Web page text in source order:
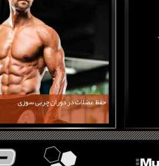
حفظ عضلات در دوران چربی سوزی